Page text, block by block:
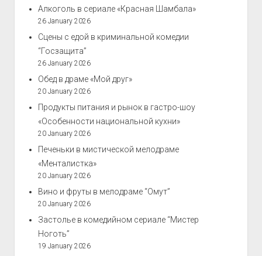
Алкоголь в сериале «Красная Шамбала»
26 January 2026
Сцены с едой в криминальной комедии
“Госзащита”
26 January 2026
Обед в драме «Мой друг»
20 January 2026
Продукты питания и рынок в гастро-шоу
«Особенности национальной кухни»
20 January 2026
Печеньки в мистической мелодраме
«Менталистка»
20 January 2026
Вино и фруты в мелодраме “Омут”
20 January 2026
Застолье в комедийном сериале “Мистер
Ноготь”
19 January 2026